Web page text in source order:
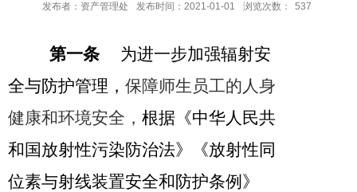
发布者：资产管理处 发布时间：2021-01-01 浏览次数： 537
第一条 为进一步加强辐射安
全与防护管理， 保障师生员工的人身
健康和环境安全， 根据《中华人民共
和国放射性污染防治法》《放射性同
位素与射线装置安全和防护条例》